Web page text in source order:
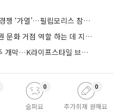
규제 강화에도 액상담배 경쟁 ‘가열’…필립모리스 참전, BAT와 격돌
최휘영 장관 “부산, 남부권 문화 거점 역할 하는 데 지원 아끼지 않을 것”
‘KCON LA 2026’, 이번 주 개막…K라이프스타일 브랜드 한 곳서 만끽
슬퍼요
0
추가취재 원해요
0